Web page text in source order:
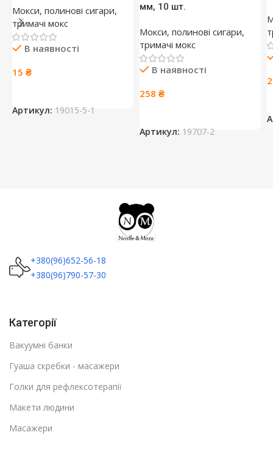
Мокси, полинові сигари,
тримачі мокс
В наявності
15 ₴
Артикул: 19015-5-1
мм, 10 шт.
Мокси, полинові сигари,
тримачі мокс
В наявності
258 ₴
Артикул: 19707-2
+380(96)652-56-18
+380(96)790-57-30
Категорії
Вакуумні банки
Гуаша скребки - масажери
Голки для рефлексотерапії
Макети людини
Масажери